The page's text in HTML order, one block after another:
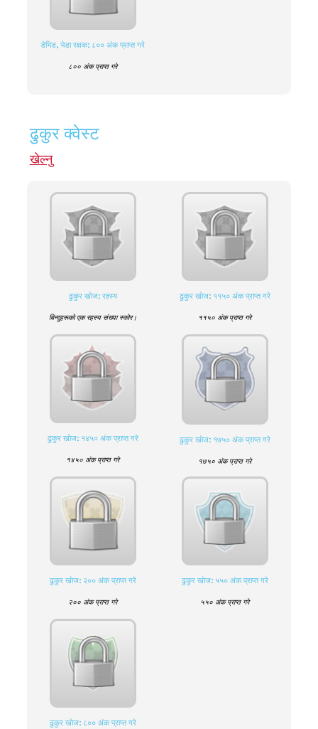
डेभिड, भेडा रक्षक: ८०० अंक प्राप्त गरे
८०० अंक प्राप्त गरे
ढुकुर क्वेस्ट
खेल्नु
ढुकुर खाेज: रहस्य
बिन्दुहरूको एक रहस्य संख्या स्कोर।
ढुकुर खाेज: ११५० अंक प्राप्त गरे
११५० अंक प्राप्त गरे
ढुकुर खाेज: १४५० अंक प्राप्त गरे
१४५० अंक प्राप्त गरे
ढुकुर खाेज: १७५० अंक प्राप्त गरे
१७५० अंक प्राप्त गरे
ढुकुर खाेज: २०० अंक प्राप्त गरे
२०० अंक प्राप्त गरे
ढुकुर खाेज: ५५० अंक प्राप्त गरे
५५० अंक प्राप्त गरे
ढुकुर खाेज: ८०० अंक प्राप्त गरे